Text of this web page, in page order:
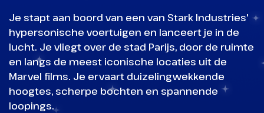
Je stapt aan boord van een van Stark Industries'
hypersonische voertuigen en lanceert je in de
lucht. Je vliegt over de stad Parijs, door de ruimte
en langs de meest iconische locaties uit de
Marvel films. Je ervaart duizelingwekkende
hoogtes, scherpe bochten en spannende
loopings.